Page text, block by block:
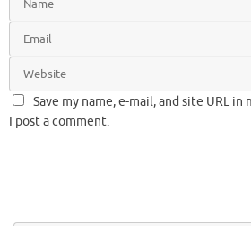
Save my name, e-mail, and site URL
I post a comment.